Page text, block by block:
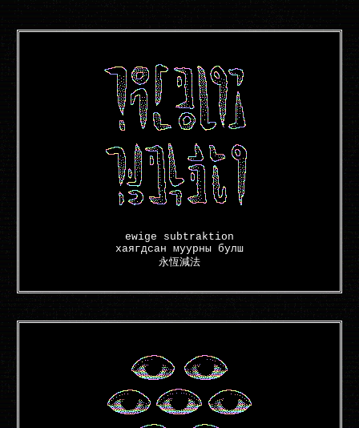
ewige subtraktion
хаягдсан муурны булш
永恆減法